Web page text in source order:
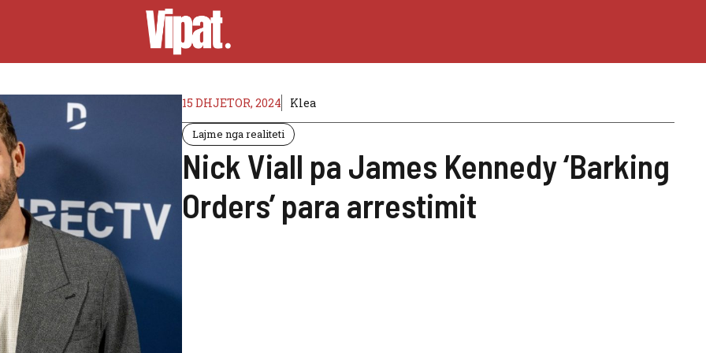
15 DHJETOR, 2024 Klea
Lajme nga realiteti
Nick Viall pa James Kennedy ‘Barking
Orders’ para arrestimit